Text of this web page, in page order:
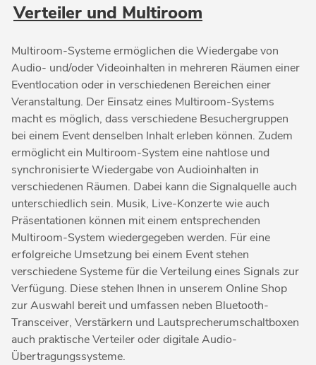
Verteiler und Multiroom
Multiroom-Systeme ermöglichen die Wiedergabe von
Audio- und/oder Videoinhalten in mehreren Räumen einer
Eventlocation oder in verschiedenen Bereichen einer
Veranstaltung. Der Einsatz eines Multiroom-Systems
macht es möglich, dass verschiedene Besuchergruppen
bei einem Event denselben Inhalt erleben können. Zudem
ermöglicht ein Multiroom-System eine nahtlose und
synchronisierte Wiedergabe von Audioinhalten in
verschiedenen Räumen. Dabei kann die Signalquelle auch
unterschiedlich sein. Musik, Live-Konzerte wie auch
Präsentationen können mit einem entsprechenden
Multiroom-System wiedergegeben werden. Für eine
erfolgreiche Umsetzung bei einem Event stehen
verschiedene Systeme für die Verteilung eines Signals zur
Verfügung. Diese stehen Ihnen in unserem Online Shop
zur Auswahl bereit und umfassen neben Bluetooth-
Transceiver, Verstärkern und Lautsprecherumschaltboxen
auch praktische Verteiler oder digitale Audio-
Übertragungssysteme.